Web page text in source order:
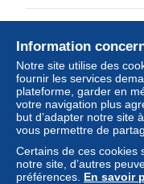
Nouveau
Information
Notre site utilise des
fournir les services
plateforme, garder en
votre navigation plus
but d’adapter notre site
vous permettre de
Certains de ces cookies
notre site, d’autres
préférences. En savoir